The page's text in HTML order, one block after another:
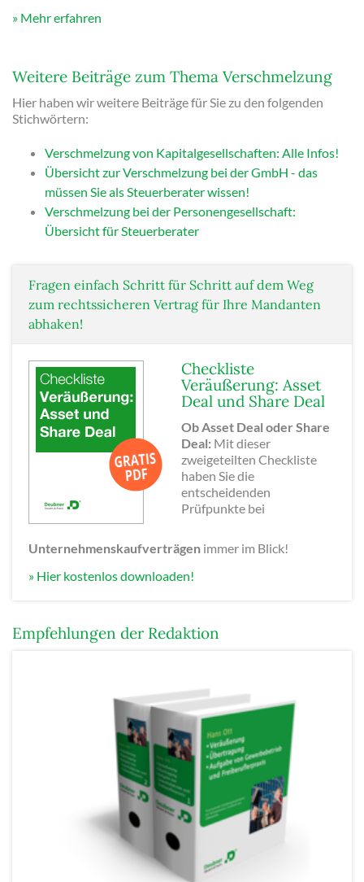
Mehr erfahren
Weitere Beiträge zum Thema Verschmelzung
Hier haben wir weitere Beiträge für Sie zu den folgenden
Stichwörtern:
Verschmelzung von Kapitalgesellschaften: Alle Infos!
Übersicht zur Verschmelzung bei der GmbH - das
müssen Sie als Steuerberater wissen!
Verschmelzung bei der Personengesellschaft:
Übersicht für Steuerberater
Fragen einfach Schritt für Schritt auf dem Weg
zum rechtssicheren Vertrag für Ihre Mandanten
abhaken!
Checkliste
Veräußerung: Asset
Deal und Share Deal
Ob Asset Deal oder Share
Deal: Mit dieser
zweigeteilten Checkliste
haben Sie die
entscheidenden
Prüfpunkte bei
Unternehmenskaufverträgen immer im Blick!
» Hier kostenlos downloaden!
Empfehlungen der Redaktion